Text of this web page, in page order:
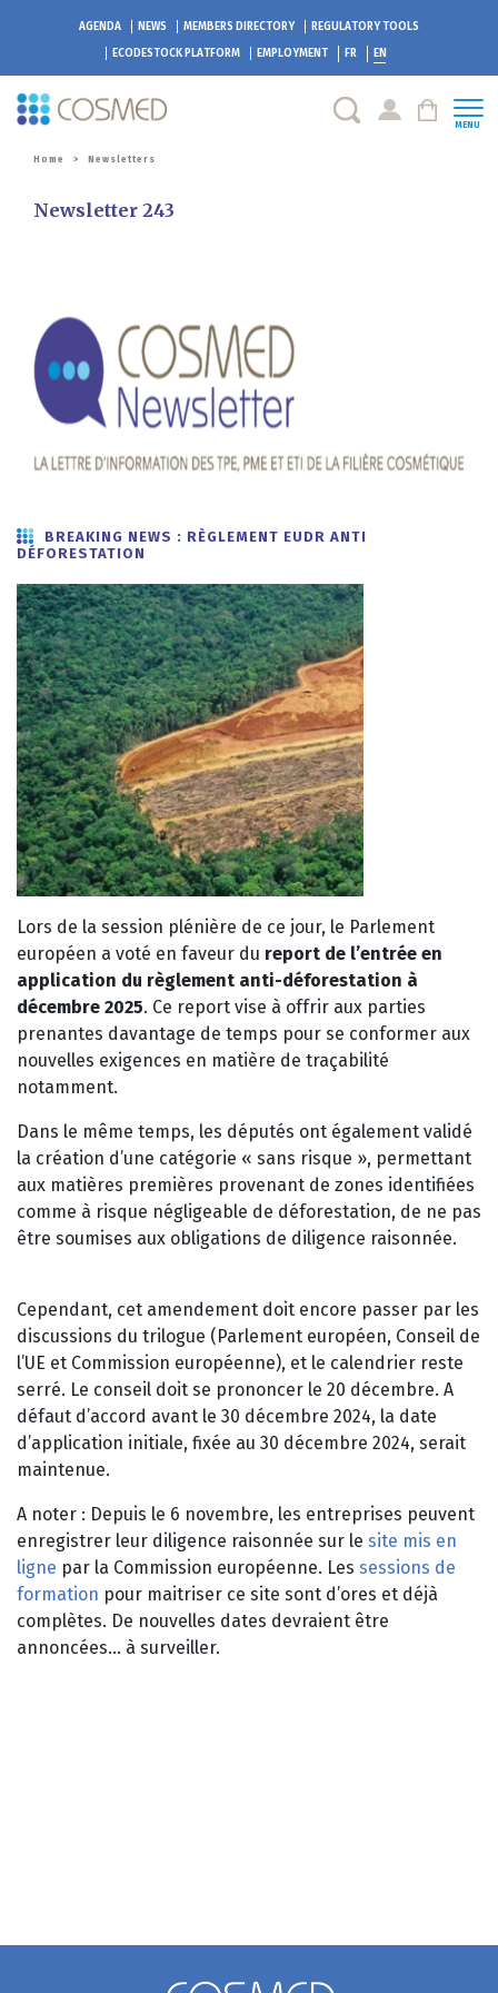
AGENDA NEWS MEMBERS DIRECTORY
REGULATORY TOOLS
ECODESTOCK PLATFORM EMPLOYMENT FR EN
MENU
Home > Newsletters
Newsletter 243
BREAKING NEWS : RÈGLEMENT EUDR ANTI
DÉFORESTATION
Lors de la session plénière de ce jour, le Parlement
européen a voté en faveur du report de l’entrée en
application du règlement anti-déforestation à
décembre 2025. Ce report vise à offrir aux parties
prenantes davantage de temps pour se conformer aux
nouvelles exigences en matière de traçabilité
notamment.
Dans le même temps, les députés ont également validé
la création d’une catégorie « sans risque », permettant
aux matières premières provenant de zones identifiées
comme à risque négligeable de déforestation, de ne pas
être soumises aux obligations de diligence raisonnée.
Cependant, cet amendement doit encore passer par les
discussions du trilogue (Parlement européen, Conseil de
l’UE et Commission européenne), et le calendrier reste
serré. Le conseil doit se prononcer le 20 décembre. A
défaut d’accord avant le 30 décembre 2024, la date
d’application initiale, fixée au 30 décembre 2024, serait
maintenue.
A noter : Depuis le 6 novembre, les entreprises peuvent
enregistrer leur diligence raisonnée sur le site mis en
ligne par la Commission européenne. Les sessions de
formation pour maitriser ce site sont d’ores et déjà
complètes. De nouvelles dates devraient être
annoncées… à surveiller.